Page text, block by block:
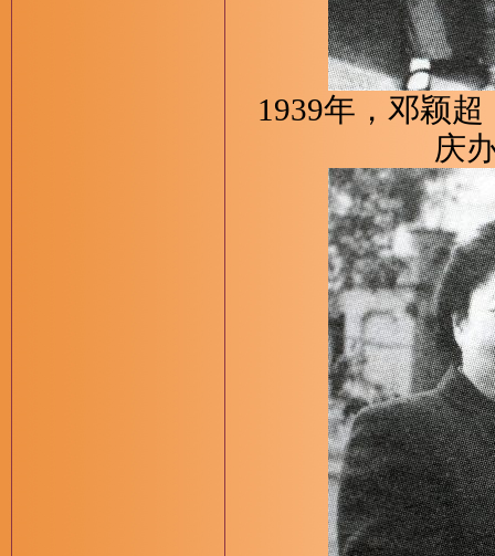
1939年，邓颖
庆